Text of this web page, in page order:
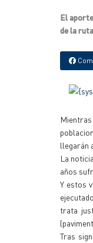
El
de la
llegarán
La
años
Y estos
trata
Tras